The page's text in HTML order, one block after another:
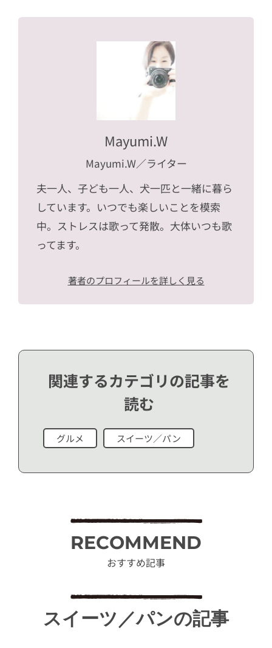
Mayumi.W
Mayumi.W／ライター
夫一人、子ども一人、犬一匹と一緒に暮ら
しています。いつでも楽しいことを模索
中。ストレスは歌って発散。大体いつも歌
ってます。
著者のプロフィールを詳しく見る
関連するカテゴリの記事を
読む
グルメ スイーツ／パン
RECOMMEND
おすすめ記事
スイーツ／パンの記事